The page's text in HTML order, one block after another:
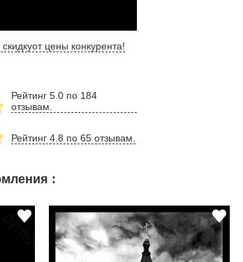
от цены конкурента!
Рейтинг 5.0 по 184
отзывам.
Рейтинг 4.8 по 65 отзывам.
: